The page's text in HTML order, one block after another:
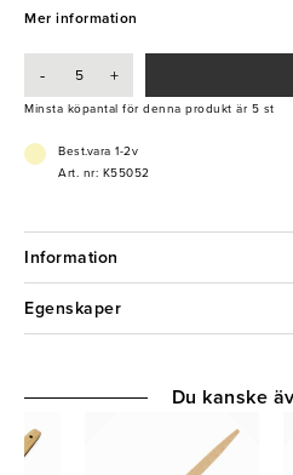
- Obehandlat och FSC-certifierat bokträ
Mer information
- +
Minsta köpantal för denna produkt är 5 st
Best.vara 1-2v
Art. nr: K55052
Information
Egenskaper
Du kanske